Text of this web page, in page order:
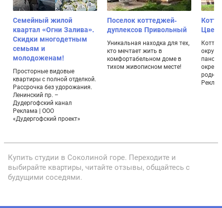
Семейный жилой
квартал «Огни Залива».
Скидки многодетным
семьям и
молодоженам!
Просторные видовые
квартиры с полной отделкой.
Рассрочка без удорожания.
Ленинский пр. –
Дудергофский канал
Реклама | ООО
«Дудергофский проект»
Поселок коттеджей-
дуплексов Привольный
Уникальная находка для тех,
кто мечтает жить в
комфортабельном доме в
тихом живописном месте!
Купить студии в Соколиной горе. Переходите и
выбирайте квартиры, читайте отзывы, общайтесь с
будущими соседями.